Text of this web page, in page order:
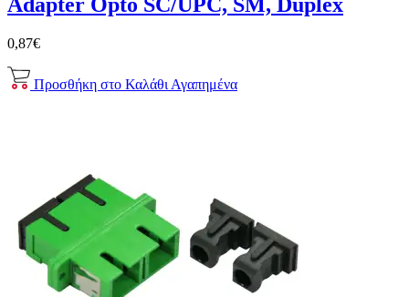
0,87€
Προσθήκη στο Καλάθι Αγαπημένα